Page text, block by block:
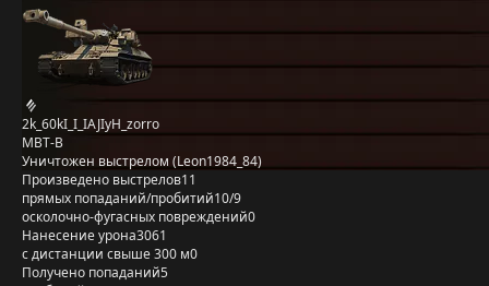
2k_60kI_I_IAJIyH_zorro
MBT-B
Уничтожен выстрелом (Leon1984_84)
Произведено выстрелов11
прямых попаданий/пробитий10/9
осколочно-фугасных повреждений0
Нанесение урона3061
с дистанции свыше 300 м0
Получено попаданий5